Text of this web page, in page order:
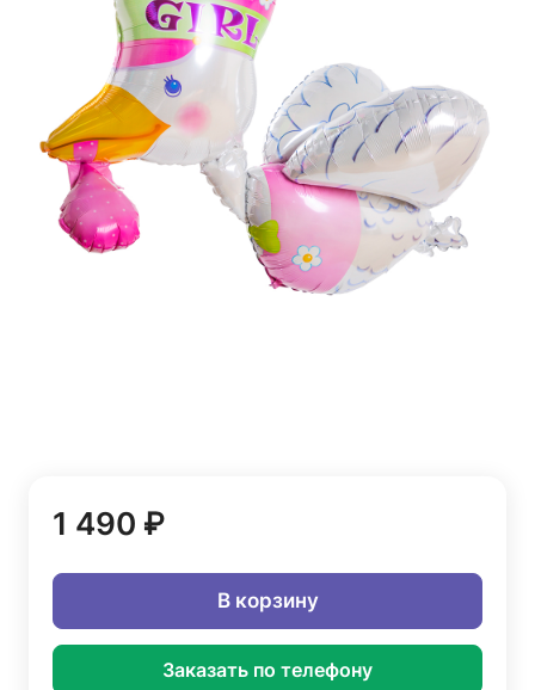
1 490 ₽
В корзину
Заказать по телефону